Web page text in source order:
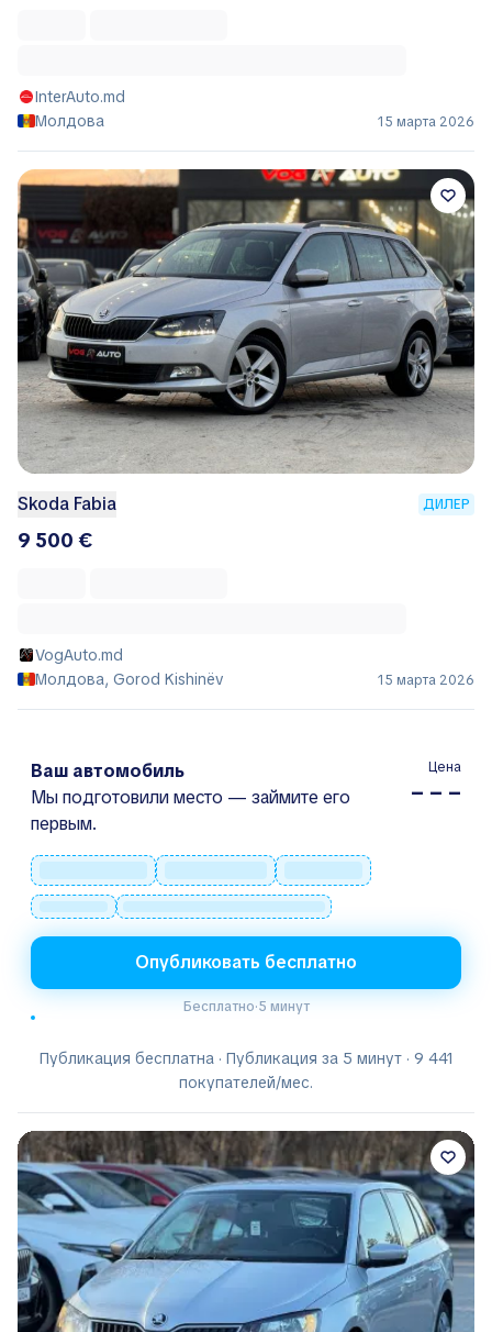
InterAuto.md
Молдова
15 марта 2026
Skoda Fabia ДИЛЕР
9 500 €
VogAuto.md
Молдова, Gorod Kishinëv
15 марта 2026
Ваш автомобиль
Мы подготовили место — займите его
первым.
Цена
– – –
Опубликовать бесплатно
Бесплатно·5 минут
Публикация бесплатна · Публикация за 5 минут · 9 441
покупателей/мес.